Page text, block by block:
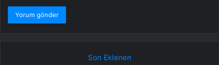
Son Eklenen